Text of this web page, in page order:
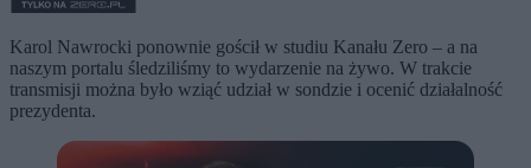
Karol Nawrocki ponownie gościł w studiu Kanału Zero – a na
naszym portalu śledziliśmy to wydarzenie na żywo. W trakcie
transmisji można było wziąć udział w sondzie i ocenić działalność
prezydenta.